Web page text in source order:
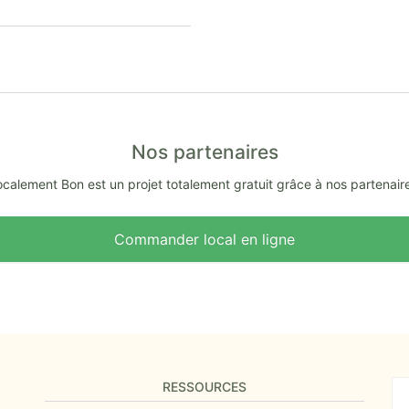
Nos partenaires
Bon est un projet totalement gratuit grâce à nos
Commander local en ligne
RESSOURCES